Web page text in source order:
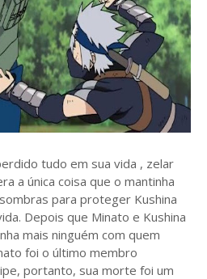
tudo em sua vida , zelar
a única coisa que o mantinha
para proteger Kushina
Depois que Minato e Kushina
mais ninguém com quem
foi o último membro
portanto, sua morte foi um